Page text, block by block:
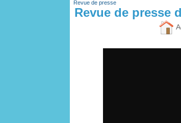
Revue de presse
Revue de presse